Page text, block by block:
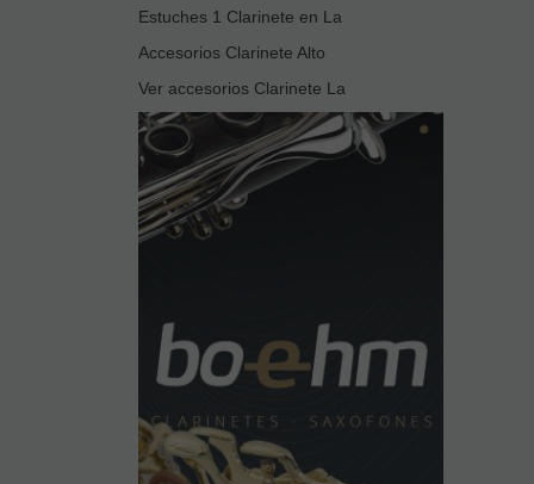
Estuches 1 Clarinete en La
Accesorios Clarinete Alto
Ver accesorios Clarinete La